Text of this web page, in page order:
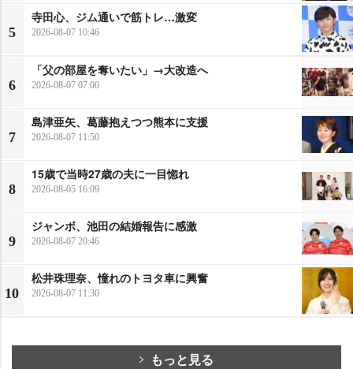
5
寺田心、ジム通いで筋トレ…激変
2026-08-07 10:46
6
「父の部屋を奪いたい」→大改造へ
2026-08-07 07:00
7
島津亜矢、葛藤抱えつつ熊本に支援
2026-08-07 11:50
8
15歳で当時27歳の夫に一目惚れ
2026-08-05 16:09
9
ジャンボ、池田の結婚報告に感激
2026-08-07 20:46
10
松井珠理奈、憧れのトヨタ車に興奮
2026-08-07 11:30
もっと見る